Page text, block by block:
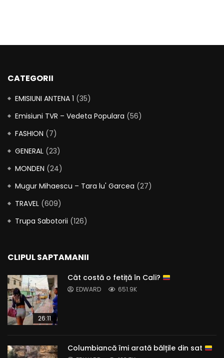
CATEGORII
EMISIUNI ANTENA 1 (35)
Emisiuni TVR – Vedeta Populara (56)
FASHION (7)
GENERAL (23)
MONDEN (24)
Mugur Mihaescu – Tara lu' Garcea (27)
TRAVEL (609)
Trupa Sabotorii (126)
CLIPUL SAPTAMANII
26:11
Cât costă o fetiță în Cali?
EDWARD 651.9K
Columbiancă îmi arată bălțile din sat